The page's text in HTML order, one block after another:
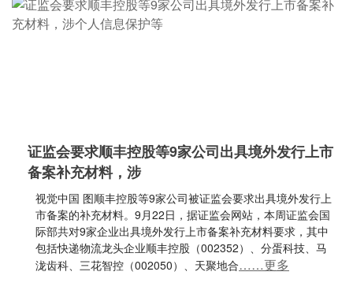
证监会要求顺丰控股等9家公司出具境外发行上市
备案补充材料，涉
视觉中国 图顺丰控股等9家公司被证监会要求出具境外发行上
市备案的补充材料。9月22日，据证监会网站，本周证监会国
际部共对9家企业出具境外发行上市备案补充材料要求，其中
包括快递物流龙头企业顺丰控股（002352）、分蛋科技、马
泷齿科、三花智控（002050）、天聚地合……更多